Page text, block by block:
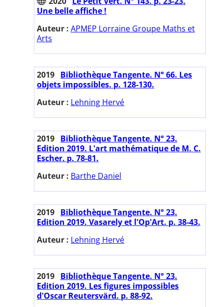
Une belle affiche !
Auteur : APMEP Lorraine Groupe Maths et
Arts
2019 Bibliothèque Tangente. N° 66. Les
objets impossibles. p. 128-130.
Auteur : Lehning Hervé
2019 Bibliothèque Tangente. N° 23.
Edition 2019. L'art mathématique de M. C.
Escher. p. 78-81.
Auteur : Barthe Daniel
2019 Bibliothèque Tangente. N° 23.
Edition 2019. Vasarely et l'Op'Art. p. 38-43.
Auteur : Lehning Hervé
2019 Bibliothèque Tangente. N° 23.
Edition 2019. Les figures impossibles
d'Oscar Reutersvärd. p. 88-92.